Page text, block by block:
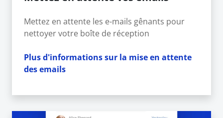
Mettez en attente les e-mails gênants pour
nettoyer votre boîte de réception
Plus d'informations sur la mise en attente
des emails